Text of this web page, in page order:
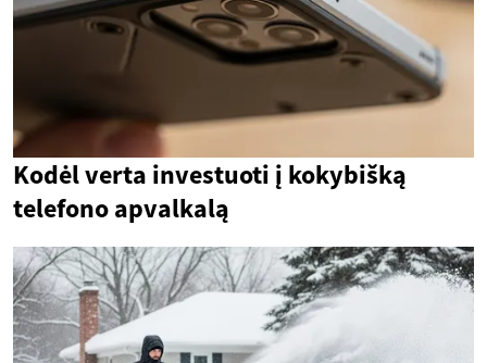
Kodėl verta investuoti į kokybišką
telefono apvalkalą